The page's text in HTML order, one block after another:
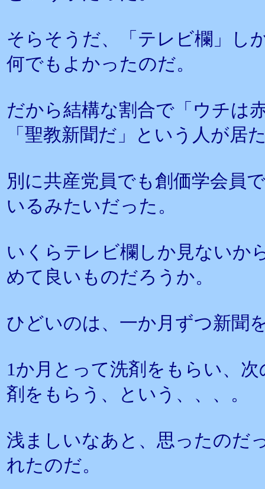
そらそうだ、「テレビ欄」し
何でもよかったのだ。
だから結構な割合で「ウチは
「聖教新聞だ」という人が居
別に共産党員でも創価学会員
いるみたいだった。
いくらテレビ欄しか見ないか
めて良いものだろうか。
ひどいのは、一か月ずつ新聞
1か月とって洗剤をもらい、
剤をもらう、という、、、。
浅ましいなあと、思ったのだ
れたのだ。